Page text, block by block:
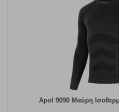
Apol 9090 Μαύρη